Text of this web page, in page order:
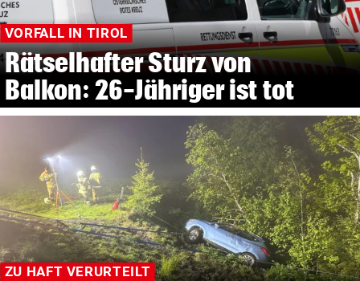
VORFALL IN TIROL
Rätselhafter Sturz von
Balkon: 26-Jähriger ist tot
ZU HAFT VERURTEILT